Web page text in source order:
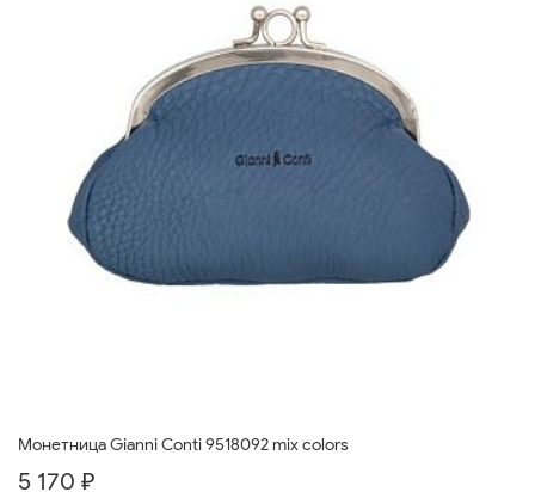
Монетница Gianni Conti 9518092 mix colors
5 170 ₽